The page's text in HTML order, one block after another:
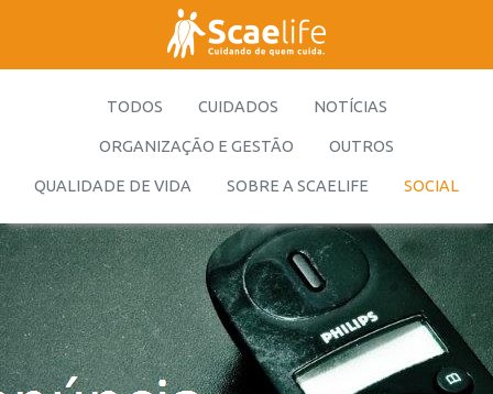
TODOS CUIDADOS NOTÍCIAS
ORGANIZAÇÃO E GESTÃO OUTROS
QUALIDADE DE VIDA SOBRE A SCAELIFE SOCIAL